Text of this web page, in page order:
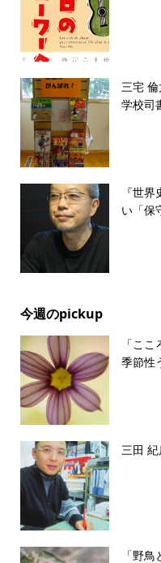
三宅
学校司
『世
い「保
今週のpickup
「こ
季節性
三田 紀
「野